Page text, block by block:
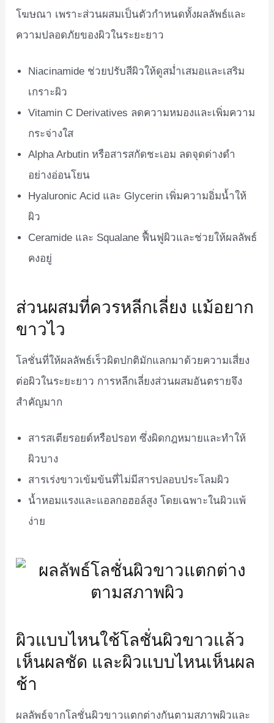
โฆษณา เพราะส่วนผสมเป็นตัวกำหนดทั้งผลลัพธ์และ
ความปลอดภัยของผิวในระยะยาว
Niacinamide ช่วยปรับสีผิวให้ดูสม่ำเสมอและเสริม
เกราะผิว
Vitamin C Derivatives ลดความหมองและเพิ่มความ
กระจ่างใส
Alpha Arbutin หรือสารสกัดชะเอม ลดจุดด่างดำ
อย่างอ่อนโยน
Hyaluronic Acid และ Glycerin เพิ่มความอิ่มน้ำให้
ผิว
Ceramide และ Squalane ฟื้นฟูผิวและช่วยให้ผลลัพธ์
คงอยู่
ส่วนผสมที่ควรหลีกเลี่ยง แม้อยาก
ขาวไว
โลชั่นที่ให้ผลลัพธ์เร็วผิดปกติมักแลกมาด้วยความเสี่ยง
ต่อผิวในระยะยาว การหลีกเลี่ยงส่วนผสมอันตรายจึง
สำคัญมาก
สารสเตียรอยด์หรือปรอท ซึ่งผิดกฎหมายและทำให้
ผิวบาง
สารเร่งขาวเข้มข้นที่ไม่มีสารปลอบประโลมผิว
น้ำหอมแรงและแอลกอฮอล์สูง โดยเฉพาะในผิวแพ้
ง่าย
ผิวแบบไหนใช้โลชั่นผิวขาวแล้ว
เห็นผลชัด และผิวแบบไหนเห็นผล
ช้า
ผลลัพธ์จากโลชั่นผิวขาวแตกต่างกันตามสภาพผิวและ